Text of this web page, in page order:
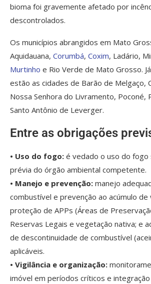
bioma foi gravemente afetado por
descontrolados.
Os municípios abrangidos em Mato
Aquidauana, Corumbá, Coxim, Ladário,
Murtinho e Rio Verde de Mato Grosso.
estão as cidades de Barão de Melgaço,
Nossa Senhora do Livramento, Poconé,
Santo Antônio de Leverger.
Entre as obrigações
• Uso do fogo: é vedado o uso do fogo
prévia do órgão ambiental competente.
• Manejo e prevenção: manejo
combustível e prevenção ao acúmulo de
proteção de APPs (Áreas de
Reservas Legais e vegetação nativa; e
de descontinuidade de combustível
aplicáveis.
• Vigilância e organização:
imóvel em períodos críticos e